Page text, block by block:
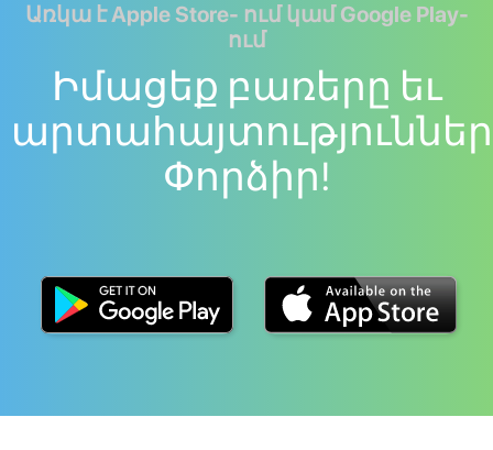
Առկա է Apple Store- ում կամ Google Play-
ում
Իմացեք բառերը եւ
Փորձիր!